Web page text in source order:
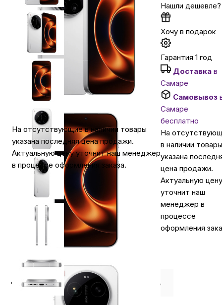
Подарочные сертификаты
На отсутствующие в наличии товары
указана последняя цена продажи.
Актуальную цену уточнит наш менеджер
в процессе оформления заказа.
Нашли дешевле?
Хочу в подарок
Гарантия 1 год
Доставка в
Самаре
Самовывоз
Самаре
бесплатно
На
в наличии товары
указана
цена продажи.
Актуальную цену
уточнит наш
менеджер в
процессе
оформления
⭐️ Отзывы о нас ⭐️ Где купить